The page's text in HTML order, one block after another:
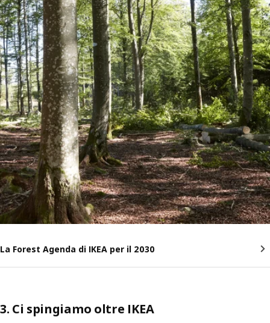
La Forest Agenda di IKEA per il 2030
3. Ci spingiamo oltre IKEA